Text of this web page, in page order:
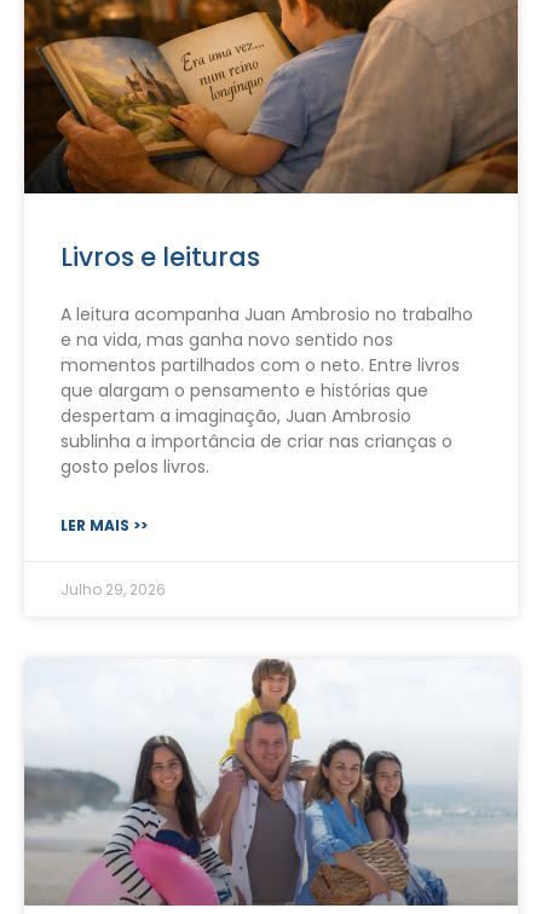
Livros e leituras
A leitura acompanha Juan Ambrosio no trabalho
e na vida, mas ganha novo sentido nos
momentos partilhados com o neto. Entre livros
que alargam o pensamento e histórias que
despertam a imaginação, Juan Ambrosio
sublinha a importância de criar nas crianças o
gosto pelos livros.
LER MAIS >>
Julho 29, 2026